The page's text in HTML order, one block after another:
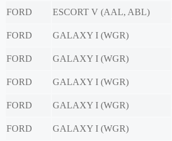
FORD
ESCORT V (AAL, ABL)
FORD
GALAXY I (WGR)
FORD
GALAXY I (WGR)
FORD
GALAXY I (WGR)
FORD
GALAXY I (WGR)
FORD
GALAXY I (WGR)